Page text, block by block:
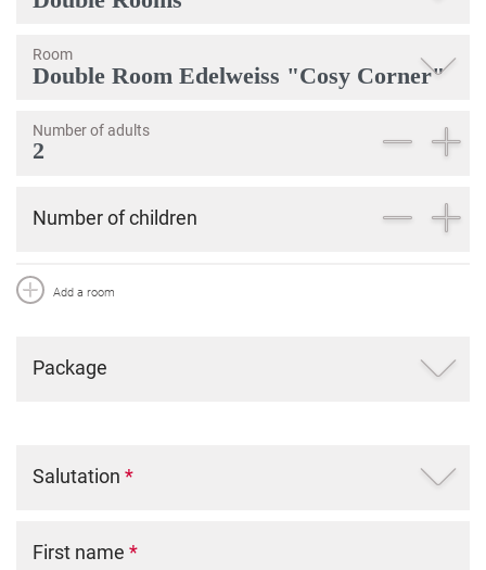
Room
Number of adults
Number of children
Add a room
Package
Salutation *
First name *